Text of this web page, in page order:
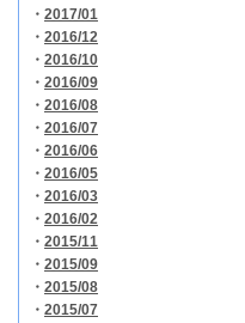
・ 2017/01
・ 2016/12
・ 2016/10
・ 2016/09
・ 2016/08
・ 2016/07
・ 2016/06
・ 2016/05
・ 2016/03
・ 2016/02
・ 2015/11
・ 2015/09
・ 2015/08
・ 2015/07